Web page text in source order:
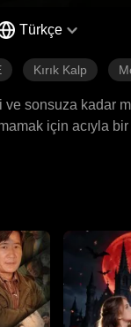
Türkçe
Kırık Kalp
sonsuza kadar
için acıyla
bir araya